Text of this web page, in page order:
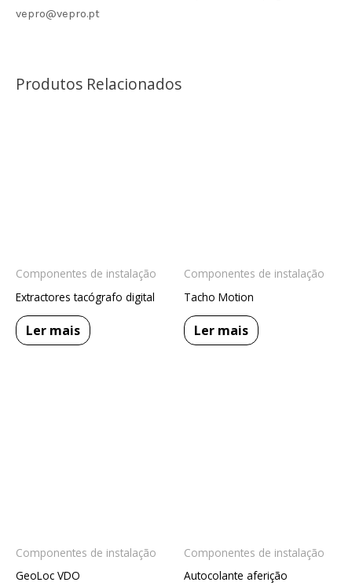
vepro@vepro.pt
Produtos Relacionados
Componentes de instalação
Extractores tacógrafo digital
Ler mais
Componentes de instalação
Tacho Motion
Ler mais
Componentes de instalação
GeoLoc VDO
Componentes de instalação
Autocolante aferição